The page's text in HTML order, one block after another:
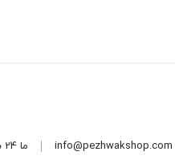
info@pezhwakshop.com ما 24 ساعته 7 روز هفته پاسخگوی شما هستیم.